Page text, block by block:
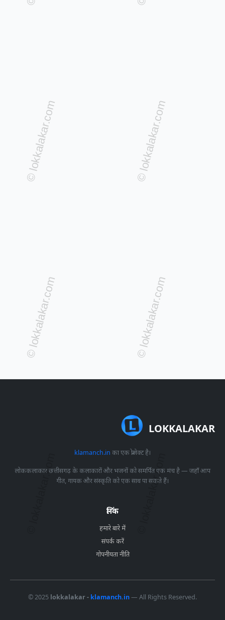
LOKKALAKAR
klamanch.in का एक प्रोजेक्ट है।
लोककलाकार छत्तीसगढ़ के कलाकारों और भजनों को समर्पित एक मंच है — जहाँ आप
गीत, गायक और संस्कृति को एक साथ पा सकते हैं।
लिंक
हमारे बारे में
संपर्क करें
गोपनीयता नीति
© 2025 lokkalakar - klamanch.in— All Rights Reserved.